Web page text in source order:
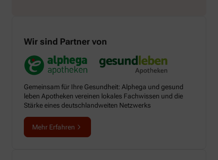
Wir sind Partner von
Gemeinsam für Ihre Gesundheit: Alphega und gesund
leben Apotheken vereinen lokales Fachwissen und die
Stärke eines deutschlandweiten Netzwerks
Mehr Erfahren